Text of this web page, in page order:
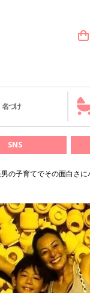
名づけ
SNS
の子育てでその面白さ